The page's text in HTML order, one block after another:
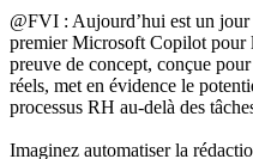
@FVI : Aujourd’hui est un
premier Microsoft Copilot pour
preuve de concept, conçue
réels, met en évidence le
processus RH au-delà des
Imaginez automatiser la